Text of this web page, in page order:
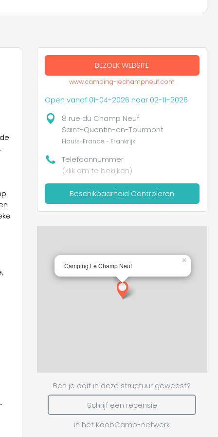
BEZOEK WEBSITE
www.camping-lechampneuf.com
Open vanaf 01-04-2026 naar 02-11-2026
8 rue du Champ Neuf
Saint-Quentin-en-Tourmont
Hauts-France - Frankrijk
Telefoonnummer
(klik om te bekijken)
Beschikbaarheid Controleren
Camping Le Champ Neuf
×
Ben je ooit in deze structuur geweest?
Schrijf een recensie
in het KoobCamp-netwerk